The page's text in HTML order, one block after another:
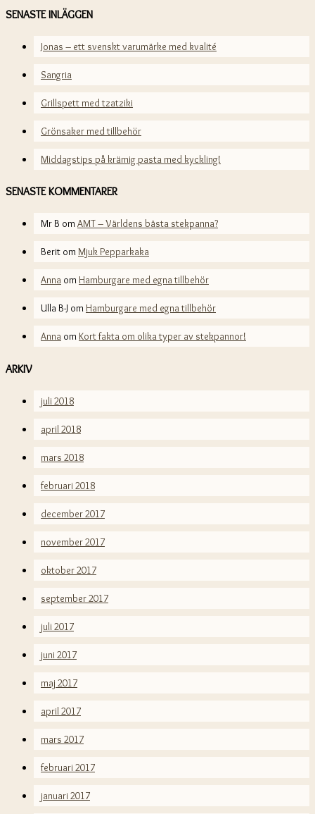
SENASTE INLÄGGEN
Jonas – ett svenskt varumärke med kvalité
Sangria
Grillspett med tzatziki
Grönsaker med tillbehör
Middagstips på krämig pasta med kyckling!
SENASTE KOMMENTARER
Mr B omAMT – Världens bästa stekpanna?
Berit omMjuk Pepparkaka
Anna om Hamburgare med egna tillbehör
Ulla B-J om Hamburgare med egna tillbehör
Anna om Kort fakta om olika typer av stekpannor!
ARKIV
juli 2018
april 2018
mars 2018
februari 2018
december 2017
november 2017
oktober 2017
september 2017
juli 2017
juni 2017
maj 2017
april 2017
mars 2017
februari 2017
januari 2017